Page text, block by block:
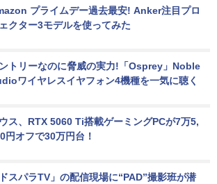
プライムデー過去最安! Anker注目プロ
クター3モデルを使ってみた
トリーなのに脅威の実力!「Osprey」Noble
ワイヤレスイヤフォン4機種を一気に聴く
ス、RTX 5060 Ti搭載ゲーミングPCが7万5,
円オフで30万円台！
ドスパラTV」の配信現場に“PAD”撮影班が潜